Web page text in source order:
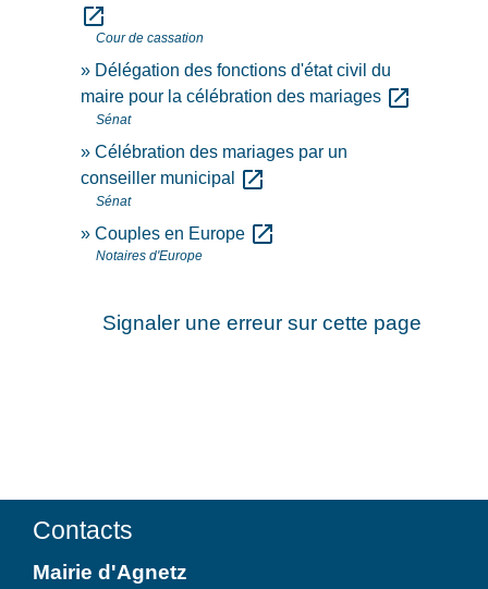
open_in_new
Cour de cassation
Délégation des fonctions d'état civil du
maire pour la célébration des mariages open_in_new
Sénat
Célébration des mariages par un
conseiller municipal
open_in_new
Sénat
Couples en Europe open_in_new
Notaires d'Europe
Signaler une erreur sur cette page
Contacts
Mairie d'Agnetz